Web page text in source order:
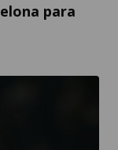
para